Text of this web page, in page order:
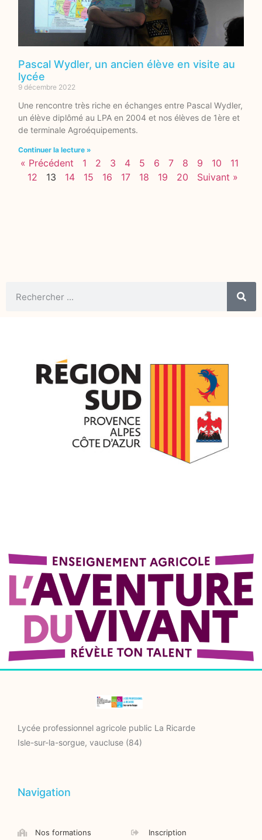
Pascal Wydler, un ancien élève en visite au
lycée
9 décembre 2022
Une rencontre très riche en échanges entre Pascal Wydler,
un élève diplômé au LPA en 2004 et nos élèves de 1ère et
de terminale Agroéquipements.
Continuer la lecture »
« Précédent 1 2 3 4 5 6 7 8 9 10
11
12
13 14 15 16 17 18 19 20 Suivant »
Lycée professionnel agricole public La Ricarde
Isle-sur-la-sorgue, vaucluse (84)
Navigation
Nos formations Inscription